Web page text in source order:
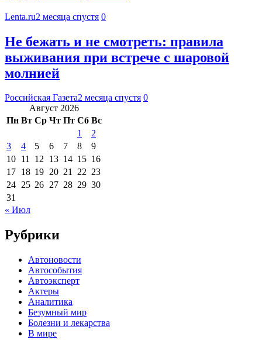
Lenta.ru2 месяца спустя 0
Не бежать и не смотреть: правила
выживания при встрече с шаровой
молнией
Российская Газета2 месяца спустя 0
Август 2026
Пн Вт Ср Чт Пт Сб Вс
1
2
3
4 5 6 7 8
9
10 11 12 13 14 15 16
17 18 19 20 21 22 23
24 25 26 27 28 29 30
31
« Июл
Рубрики
Автоновости
Автособытия
Автоэксперт
Актеры
Аналитика
Безумный мир
Болезни и лекарства
В мире